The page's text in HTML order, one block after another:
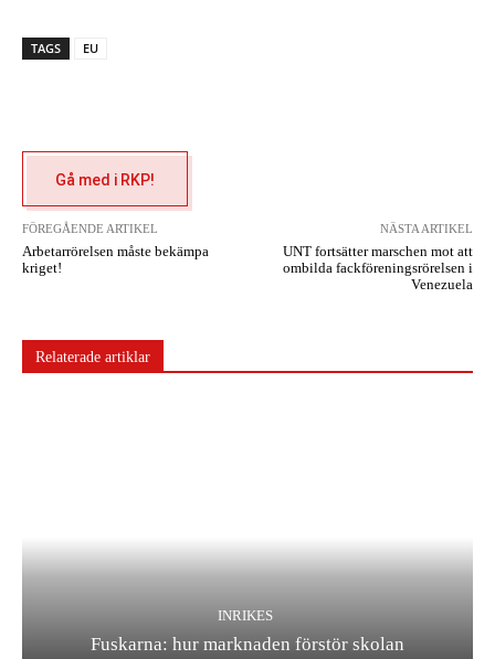
TAGS EU
Gå med i RKP!
FÖREGÅENDE ARTIKEL
Arbetarrörelsen måste bekämpa
kriget!
NÄSTA ARTIKEL
UNT fortsätter marschen mot att
ombilda fackföreningsrörelsen i
Venezuela
Relaterade artiklar
INRIKES
Fuskarna: hur marknaden förstör skolan